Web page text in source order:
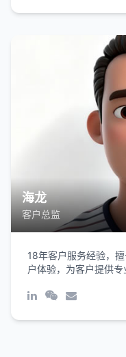
海龙
客户总监
18年客户服务经验，
户体验，为客户提供专